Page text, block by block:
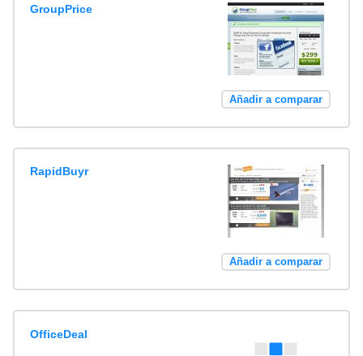
GroupPrice
Añadir a comparar
RapidBuyr
Añadir a comparar
OfficeDeal